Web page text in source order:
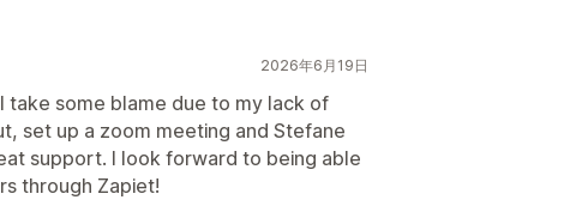
2026年6月19日
take some blame due to my lack of
set up a zoom meeting and Stefane
support. I look forward to being able
through Zapiet!